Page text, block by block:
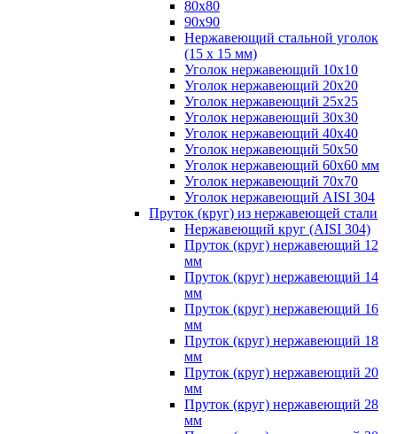
80х80
90х90
Нержавеющий стальной уголок
(15 х 15 мм)
Уголок нержавеющий 10х10
Уголок нержавеющий 20х20
Уголок нержавеющий 25х25
Уголок нержавеющий 30х30
Уголок нержавеющий 40х40
Уголок нержавеющий 50х50
Уголок нержавеющий 60х60 мм
Уголок нержавеющий 70х70
Уголок нержавеющий AISI 304
Пруток (круг) из нержавеющей стали
Нержавеющий круг (AISI 304)
Пруток (круг) нержавеющий 12
мм
Пруток (круг) нержавеющий 14
мм
Пруток (круг) нержавеющий 16
мм
Пруток (круг) нержавеющий 18
мм
Пруток (круг) нержавеющий 20
мм
Пруток (круг) нержавеющий 28
мм